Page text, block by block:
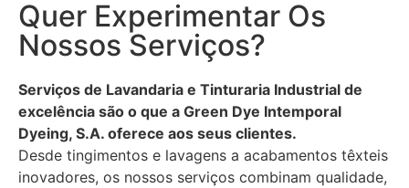
Quer Experimentar Os
Nossos Serviços?
Serviços de Lavandaria e Tinturaria Industrial de
excelência são o que a Green Dye Intemporal
Dyeing, S.A. oferece aos seus clientes.
Desde tingimentos e lavagens a acabamentos têxteis
inovadores, os nossos serviços combinam qualidade,